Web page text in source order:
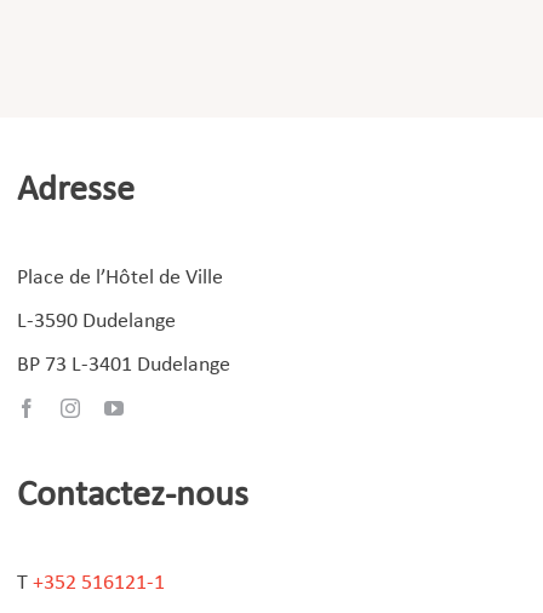
Adresse
Place de l’Hôtel de Ville
L-3590 Dudelange
BP 73 L-3401 Dudelange
Contactez-nous
T +352 516121-1